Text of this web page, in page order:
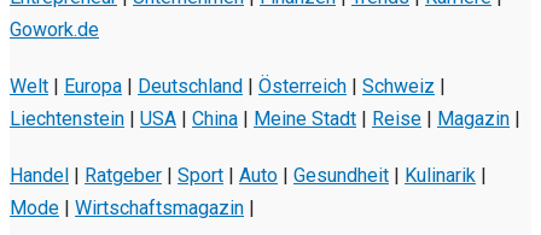
Gowork.de
Welt | Europa | Deutschland | Österreich | Schweiz |
Liechtenstein | USA | China | Meine Stadt | Reise | Magazin |
Handel | Ratgeber | Sport | Auto | Gesundheit | Kulinarik |
Mode | Wirtschaftsmagazin |